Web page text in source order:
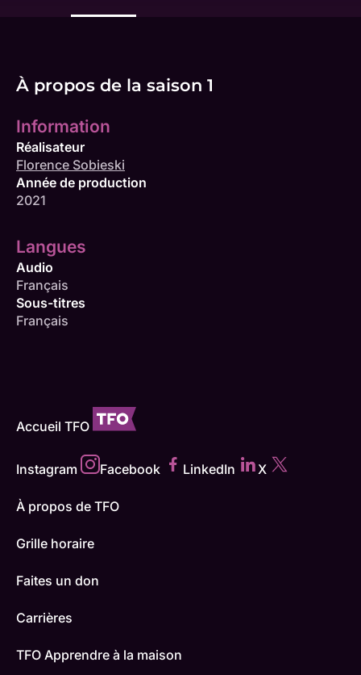
À propos de la saison 1
Information
Réalisateur
Florence Sobieski
Année de production
2021
Langues
Audio
Français
Sous-titres
Français
Accueil TFO
Instagram Facebook LinkedIn X
À propos de TFO
Grille horaire
Faites un don
Carrières
TFO Apprendre à la maison